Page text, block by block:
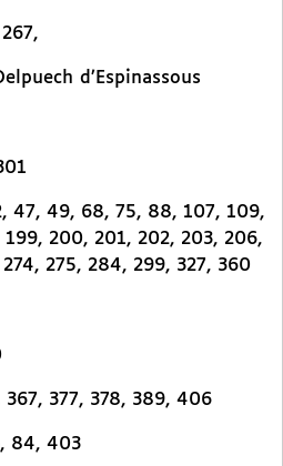
d’Espinassous
47, 49, 68, 75, 88, 107, 109,
199, 200, 201, 202, 203, 206,
275, 284, 299, 327, 360
367, 377, 378, 389, 406
84, 403